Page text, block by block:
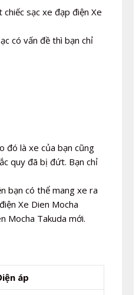
sạc xe đạp điện Xe
có vấn đề thì bạn chỉ
đó là xe của bạn cũng
quy đã bị đứt. Bạn chỉ
bạn có thể mang xe ra
Xe Dien Mocha
Mocha Takuda mới.
áp